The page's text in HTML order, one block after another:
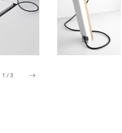
1 / 3